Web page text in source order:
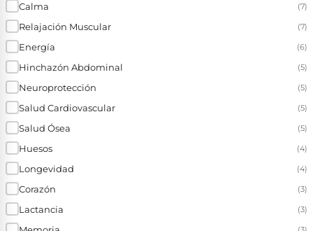
Calma (7)
Relajación Muscular (7)
Energía (6)
Hinchazón Abdominal (5)
Neuroprotección (5)
Salud Cardiovascular (5)
Salud Ósea (5)
Huesos (4)
Longevidad (4)
Corazón (3)
Lactancia (3)